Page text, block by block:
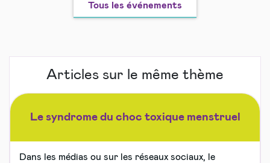
Tous les événements
Articles sur le même thème
Le syndrome du choc toxique menstruel
Dans les médias ou sur les réseaux sociaux, le